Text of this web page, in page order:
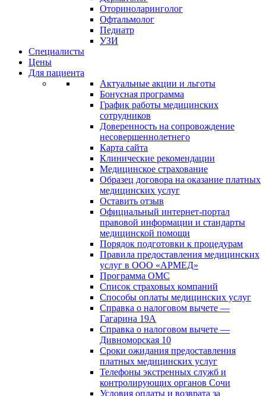
Оториноларинголог
Офтальмолог
Педиатр
УЗИ
Специалисты
Цены
Для пациента
Актуальные акции и льготы
Бонусная программа
График работы медицинских
сотрудников
Доверенность на сопровождение
несовершеннолетнего
Карта сайта
Клинические рекомендации
Медицинское страхование
Образец договора на оказание платных
медицинских услуг
Оставить отзыв
Официальный интернет-портал
правовой информации и стандарты
медицинской помощи
Порядок подготовки к процедурам
Правила предоставления медицинских
услуг в ООО «АРМЕД»
Программа ОМС
Список страховых компаний
Способы оплаты медицинских услуг
Справка о налоговом вычете —
Гагарина 19А
Справка о налоговом вычете —
Дивноморская 10
Сроки ожидания предоставления
платных медицинских услуг
Телефоны экстренных служб и
контролирующих органов Сочи
Условия оплаты и возврата за